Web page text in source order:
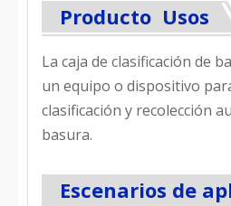
Producto Usos
La caja de clasificación de
un equipo o dispositivo
clasificación y recolección
basura.
Escenarios de